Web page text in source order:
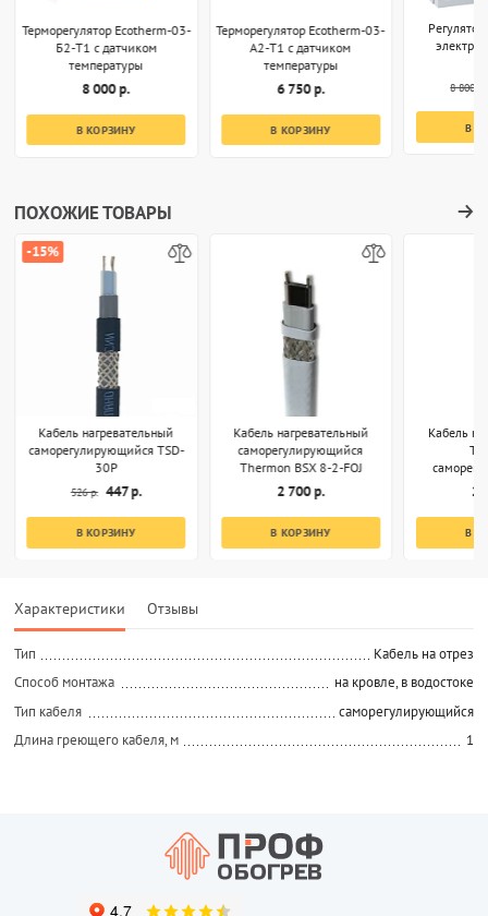
Терморегулятор Ecotherm-03-
Б2-T1 с датчиком
температуры
8 000 р.
В КОРЗИНУ
Терморегулятор Ecotherm-03-
А2-T1 с датчиком
температуры
6 750 р.
В КОРЗИНУ
8 800 р.
В
ПОХОЖИЕ ТОВАРЫ
-15%
Кабель нагревательный
саморегулирующийся TSD-
30P
526 р. 447 р.
В КОРЗИНУ
Кабель нагревательный
саморегулирующийся
Thermon BSX 8-2-FOJ
2 700 р.
В КОРЗИНУ
Кабель
2
В
Характеристики Отзывы
Тип
Кабель на отрез
Способ монтажа
на кровле, в водостоке
Тип кабеля
саморегулирующийся
Длина греющего кабеля, м
1